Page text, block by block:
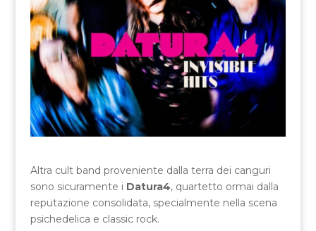
Altra cult band proveniente dalla terra dei canguri
sono sicuramente i Datura4, quartetto ormai dalla
reputazione consolidata, specialmente nella scena
psichedelica e classic rock.